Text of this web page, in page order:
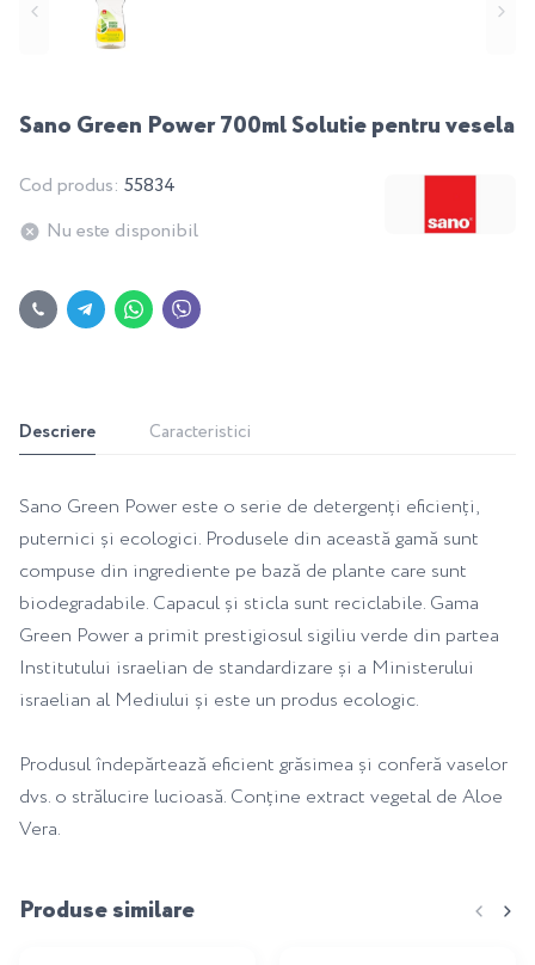
Sano Green Power 700ml Solutie pentru vesela
Cod produs: 55834
Nu este disponibil
Descriere Caracteristici
Sano Green Power este o serie de detergenți eficienți,
puternici și ecologici. Produsele din această gamă sunt
compuse din ingrediente pe bază de plante care sunt
biodegradabile. Capacul și sticla sunt reciclabile. Gama
Green Power a primit prestigiosul sigiliu verde din partea
Institutului israelian de standardizare și a Ministerului
israelian al Mediului și este un produs ecologic.
Produsul îndepărtează eficient grăsimea și conferă vaselor
dvs. o strălucire lucioasă. Conține extract vegetal de Aloe
Vera.
Produse similare